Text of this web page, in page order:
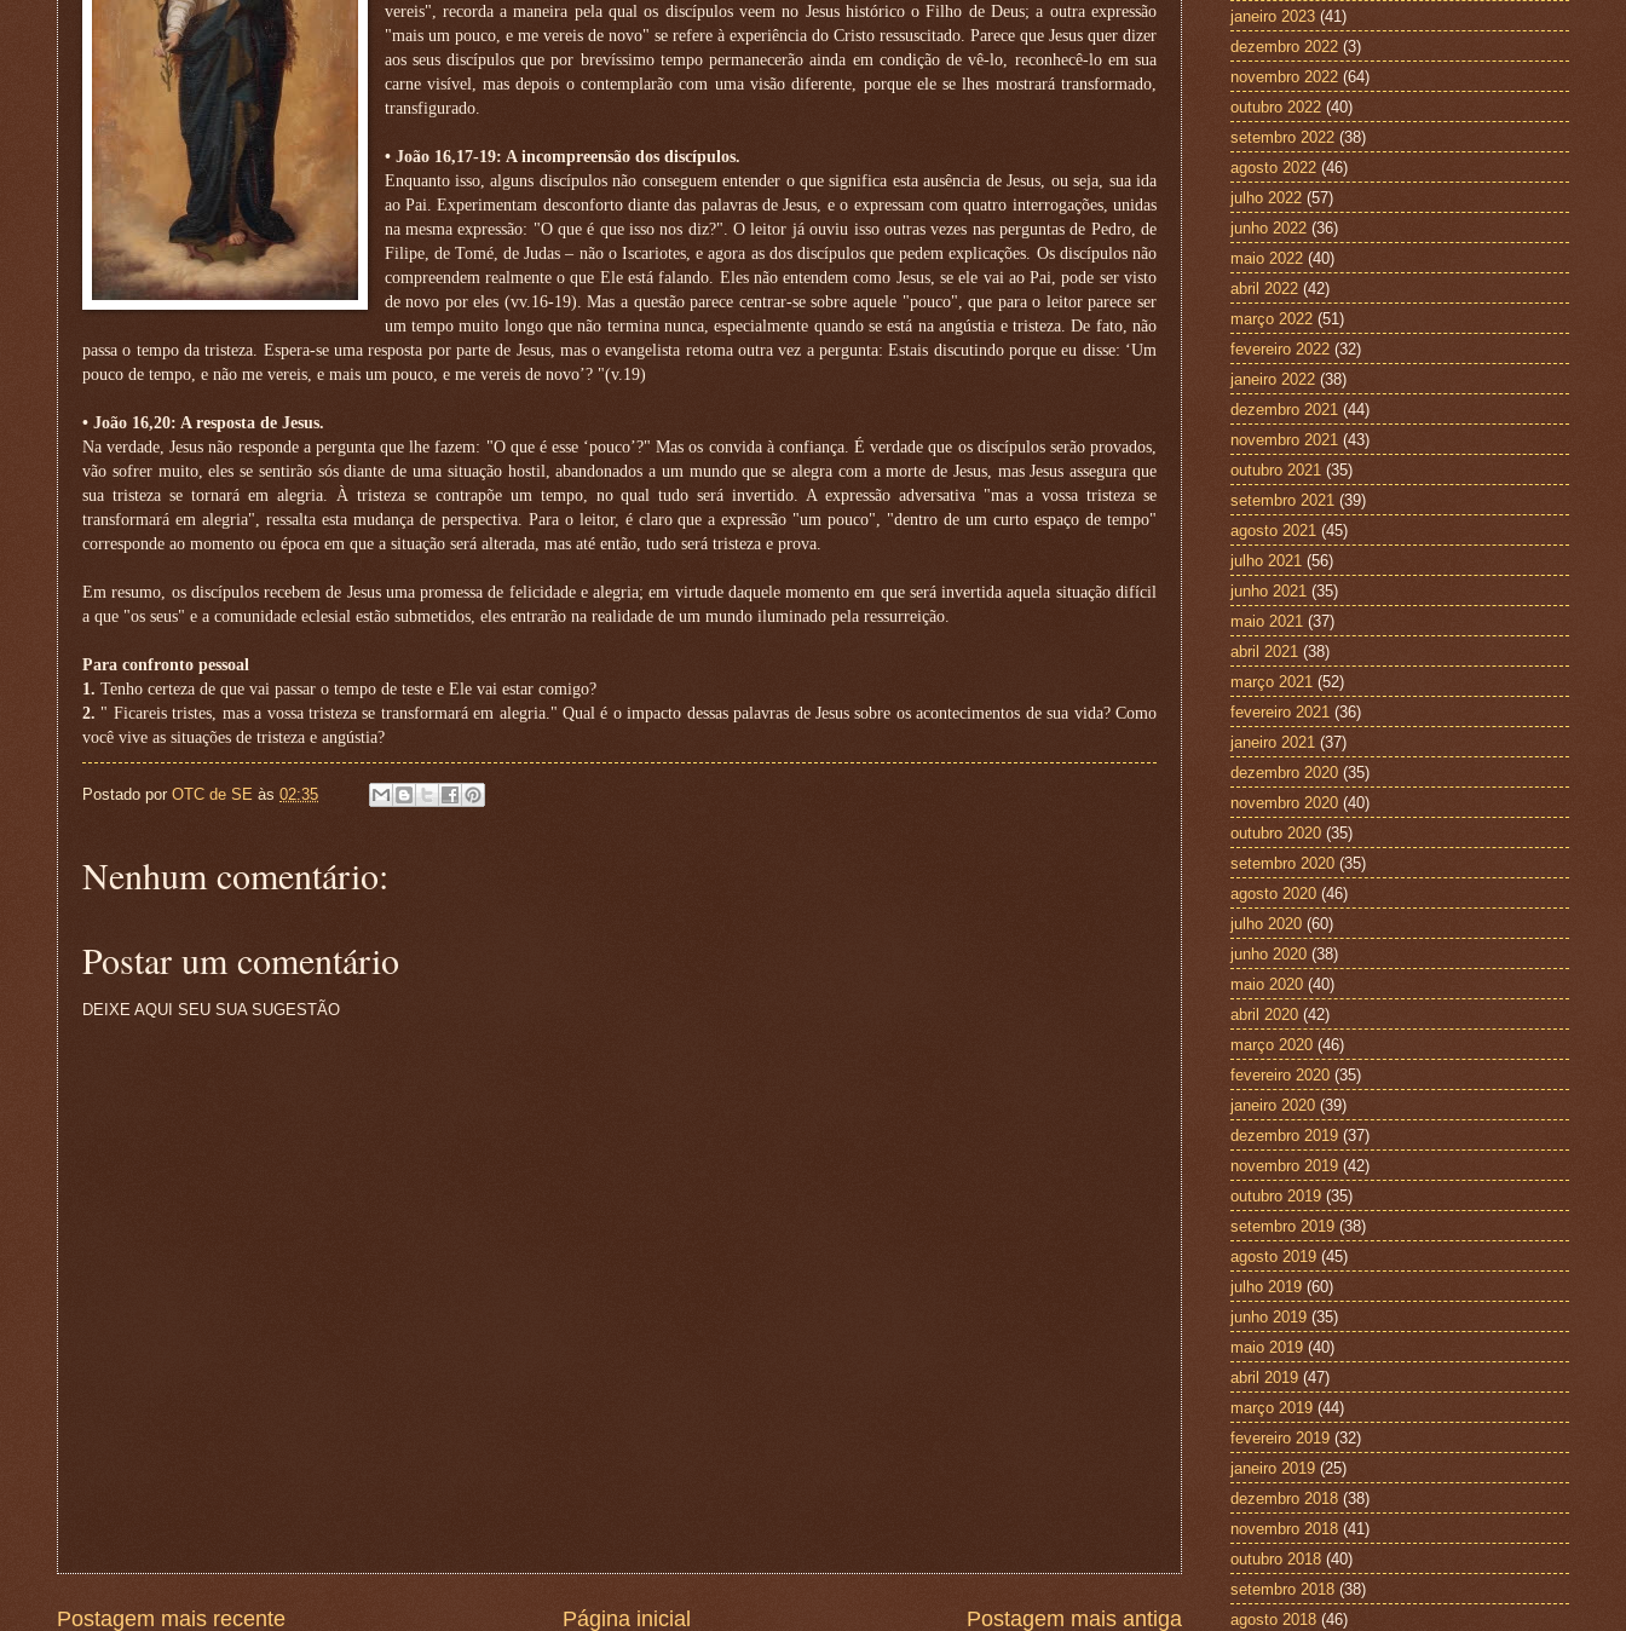
vereis", recorda a maneira pela qual os discípulos veem no Jesus histórico o Filho de Deus; a outra expressão
"mais um pouco, e me vereis de novo" se refere à experiência do Cristo ressuscitado. Parece que Jesus quer dizer
aos seus discípulos que por brevíssimo tempo permanecerão ainda em condição de vê-lo, reconhecê-lo em sua
carne visível, mas depois o contemplarão com uma visão diferente, porque ele se lhes mostrará transformado,
transfigurado.
• João 16,17-19: A incompreensão dos discípulos.
Enquanto isso, alguns discípulos não conseguem entender o que significa esta ausência de Jesus, ou seja, sua ida
ao Pai. Experimentam desconforto diante das palavras de Jesus, e o expressam com quatro interrogações, unidas
na mesma expressão: "O que é que isso nos diz?". O leitor já ouviu isso outras vezes nas perguntas de Pedro, de
Filipe, de Tomé, de Judas – não o Iscariotes, e agora as dos discípulos que pedem explicações. Os discípulos não
compreendem realmente o que Ele está falando. Eles não entendem como Jesus, se ele vai ao Pai, pode ser visto
de novo por eles (vv.16-19). Mas a questão parece centrar-se sobre aquele "pouco", que para o leitor parece ser
um tempo muito longo que não termina nunca, especialmente quando se está na angústia e tristeza. De fato, não
passa o tempo da tristeza. Espera-se uma resposta por parte de Jesus, mas o evangelista retoma outra vez a pergunta: Estais discutindo porque eu disse: ‘Um
pouco de tempo, e não me vereis, e mais um pouco, e me vereis de novo’? "(v.19)
• João 16,20: A resposta de Jesus.
Na verdade, Jesus não responde a pergunta que lhe fazem: "O que é esse ‘pouco’?" Mas os convida à confiança. É verdade que os discípulos serão provados,
vão sofrer muito, eles se sentirão sós diante de uma situação hostil, abandonados a um mundo que se alegra com a morte de Jesus, mas Jesus assegura que
sua tristeza se tornará em alegria. À tristeza se contrapõe um tempo, no qual tudo será invertido. A expressão adversativa "mas a vossa tristeza se
transformará em alegria", ressalta esta mudança de perspectiva. Para o leitor, é claro que a expressão "um pouco", "dentro de um curto espaço de tempo"
corresponde ao momento ou época em que a situação será alterada, mas até então, tudo será tristeza e prova.
Em resumo, os discípulos recebem de Jesus uma promessa de felicidade e alegria; em virtude daquele momento em que será invertida aquela situação difícil
a que "os seus" e a comunidade eclesial estão submetidos, eles entrarão na realidade de um mundo iluminado pela ressurreição.
Para confronto pessoal
1. Tenho certeza de que vai passar o tempo de teste e Ele vai estar comigo?
2. " Ficareis tristes, mas a vossa tristeza se transformará em alegria." Qual é o impacto dessas palavras de Jesus sobre os acontecimentos de sua vida? Como
você vive as situações de tristeza e angústia?
Postado por OTC de SE às 02:35
Nenhum comentário:
Postar um comentário
DEIXE AQUI SEU SUA SUGESTÃO
Postagem mais recente Postagem mais antiga
Página inicial
janeiro 2023 (41)
dezembro 2022 (3)
novembro 2022 (64)
outubro 2022 (40)
setembro 2022 (38)
agosto 2022 (46)
julho 2022 (57)
junho 2022 (36)
maio 2022 (40)
abril 2022 (42)
março 2022 (51)
fevereiro 2022 (32)
janeiro 2022 (38)
dezembro 2021 (44)
novembro 2021 (43)
outubro 2021 (35)
setembro 2021 (39)
agosto 2021 (45)
julho 2021 (56)
junho 2021 (35)
maio 2021 (37)
abril 2021 (38)
março 2021 (52)
fevereiro 2021 (36)
janeiro 2021 (37)
dezembro 2020 (35)
novembro 2020 (40)
outubro 2020 (35)
setembro 2020 (35)
agosto 2020 (46)
julho 2020 (60)
junho 2020 (38)
maio 2020 (40)
abril 2020 (42)
março 2020 (46)
fevereiro 2020 (35)
janeiro 2020 (39)
dezembro 2019 (37)
novembro 2019 (42)
outubro 2019 (35)
setembro 2019 (38)
agosto 2019 (45)
julho 2019 (60)
junho 2019 (35)
maio 2019 (40)
abril 2019 (47)
março 2019 (44)
fevereiro 2019 (32)
janeiro 2019 (25)
dezembro 2018 (38)
novembro 2018 (41)
outubro 2018 (40)
setembro 2018 (38)
agosto 2018 (46)